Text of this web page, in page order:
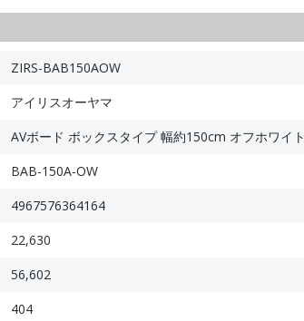
ZIRS-BAB150AOW
アイリスオーヤマ
AVボード ボックスタイプ 幅約150cm オフホワイト
BAB-150A-OW
4967576364164
22,630
56,602
404